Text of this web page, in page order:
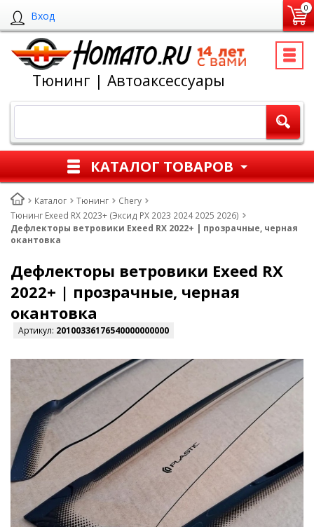
Вход
0
Тюнинг | Автоаксессуары
КАТАЛОГ ТОВАРОВ
Каталог Тюнинг
Chery
Тюнинг Exeed RX 2023+ (Эксид РХ 2023 2024 2025 2026)
Дефлекторы ветровики Exeed RX 2022+ | прозрачные, черная
окантовка
Дефлекторы ветровики Exeed RX
2022+ | прозрачные, черная
окантовка
Артикул: 20100336176540000000000